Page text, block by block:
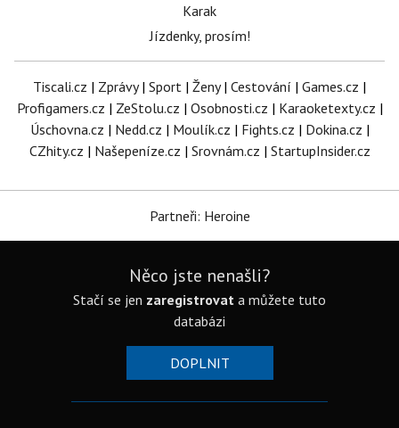
Karak
Jízdenky, prosím!
Tiscali.cz | Zprávy| Sport | Ženy| Cestování | Games.cz |
Profigamers.cz | ZeStolu.cz | Osobnosti.cz | Karaoketexty.cz |
Úschovna.cz | Nedd.cz | Moulík.cz | Fights.cz | Dokina.cz |
CZhity.cz | Našepeníze.cz | Srovnám.cz | StartupInsider.cz
Partneři: Heroine
Něco jste nenašli?
Stačí se jen zaregistrovat a můžete tuto
databázi
DOPLNIT